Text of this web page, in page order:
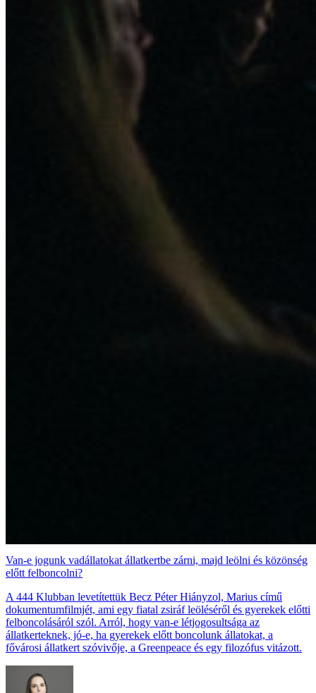
Van-e jogunk vadállatokat állatkertbe zárni, majd leölni és közönség
előtt felboncolni?
A 444 Klubban levetítettük Becz Péter Hiányzol, Marius című
dokumentumfilmjét, ami egy fiatal zsiráf leöléséről és gyerekek előtti
felboncolásáról szól. Arról, hogy van-e létjogosultsága az
állatkerteknek, jó-e, ha gyerekek előtt boncolunk állatokat, a
fővárosi állatkert szóvivője, a Greenpeace és egy filozófus vitázott.